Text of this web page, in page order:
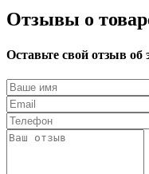
Отзывы о
Оставьте свой отзыв об